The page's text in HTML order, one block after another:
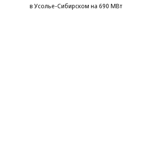
в Усолье-Сибирском на 690 МВт